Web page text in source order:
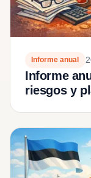
Informe anual
Informe
riesgos y